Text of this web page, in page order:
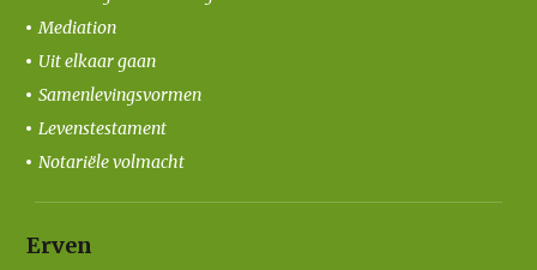
Mediation
Uit elkaar gaan
Samenlevingsvormen
Levenstestament
Notariële volmacht
Erven